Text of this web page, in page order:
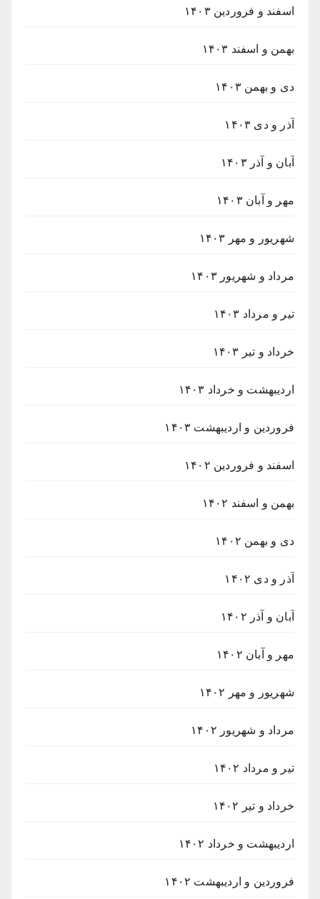
اسفند و فروردین ۱۴۰۳
بهمن و اسفند ۱۴۰۳
دی و بهمن ۱۴۰۳
آذر و دی ۱۴۰۳
آبان و آذر ۱۴۰۳
مهر و آبان ۱۴۰۳
شهریور و مهر ۱۴۰۳
مرداد و شهریور ۱۴۰۳
تیر و مرداد ۱۴۰۳
خرداد و تیر ۱۴۰۳
اردیبهشت و خرداد ۱۴۰۳
فروردین و اردیبهشت ۱۴۰۳
اسفند و فروردین ۱۴۰۲
بهمن و اسفند ۱۴۰۲
دی و بهمن ۱۴۰۲
آذر و دی ۱۴۰۲
آبان و آذر ۱۴۰۲
مهر و آبان ۱۴۰۲
شهریور و مهر ۱۴۰۲
مرداد و شهریور ۱۴۰۲
تیر و مرداد ۱۴۰۲
خرداد و تیر ۱۴۰۲
اردیبهشت و خرداد ۱۴۰۲
فروردین و اردیبهشت ۱۴۰۲